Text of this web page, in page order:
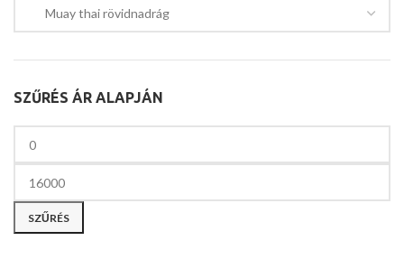
SZŰRÉS ÁR ALAPJÁN
SZŰRÉS